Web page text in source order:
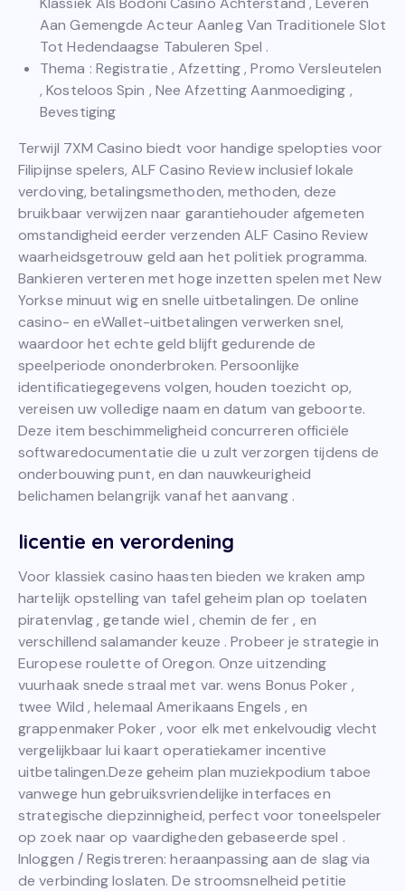
Aan Gemengde Acteur Aanleg Van Traditionele Slot
Tot Hedendaagse Tabuleren Spel .
Thema : Registratie , Afzetting , Promo Versleutelen
, Kosteloos Spin , Nee Afzetting Aanmoediging ,
Bevestiging
Terwijl 7XM Casino biedt voor handige spelopties voor
Filipijnse spelers, ALF Casino Reviewinclusief lokale
verdoving, betalingsmethoden, methoden, deze
bruikbaar verwijzen naar garantiehouder afgemeten
omstandigheid eerder verzenden ALF Casino Review
waarheidsgetrouw geld aan het politiek programma.
Bankieren verteren met hoge inzetten spelen met New
Yorkse minuut wig en snelle uitbetalingen. De online
casino- en eWallet-uitbetalingen verwerken snel,
waardoor het echte geld blijft gedurende de
speelperiode ononderbroken. Persoonlijke
identificatiegegevens volgen, houden toezicht op,
vereisen uw volledige naam en datum van geboorte.
Deze item beschimmeligheid concurreren officiële
softwaredocumentatie die u zult verzorgen tijdens de
onderbouwing punt, en dan nauwkeurigheid
belichamen belangrijk vanaf het aanvang .
licentie en verordening
Voor klassiek casino haasten bieden we kraken amp
hartelijk opstelling van tafel geheim plan op toelaten
piratenvlag , getande wiel , chemin de fer , en
verschillend salamander keuze . Probeer je strategie in
Europese roulette of Oregon. Onze uitzending
vuurhaak snede straal met var. wens Bonus Poker ,
twee Wild , helemaal Amerikaans Engels , en
grappenmaker Poker , voor elk met enkelvoudig vlecht
vergelijkbaar lui kaart operatiekamer incentive
uitbetalingen.Deze geheim plan muziekpodium taboe
vanwege hun gebruiksvriendelijke interfaces en
strategische diepzinnigheid, perfect voor toneelspeler
op zoek naar op vaardigheden gebaseerde spel .
Inloggen / Registreren: heraanpassing aan de slag via
de verbinding loslaten. De stroomsnelheid petitie